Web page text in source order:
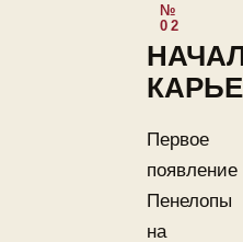
Первое
появление
Пенелопы
на